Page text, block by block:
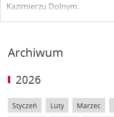
Kazimierzu Dolnym.
Archiwum
2026
Styczeń Luty Marzec